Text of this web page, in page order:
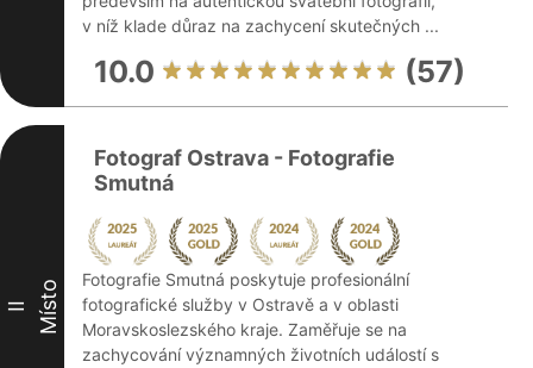
v níž klade důraz na zachycení skutečných ...
10.0 (57)
II Místo
Fotograf Ostrava - Fotografie
Smutná
Fotografie Smutná poskytuje profesionální
fotografické služby v Ostravě a v oblasti
Moravskoslezského kraje. Zaměřuje se na
zachycování významných životních událostí s